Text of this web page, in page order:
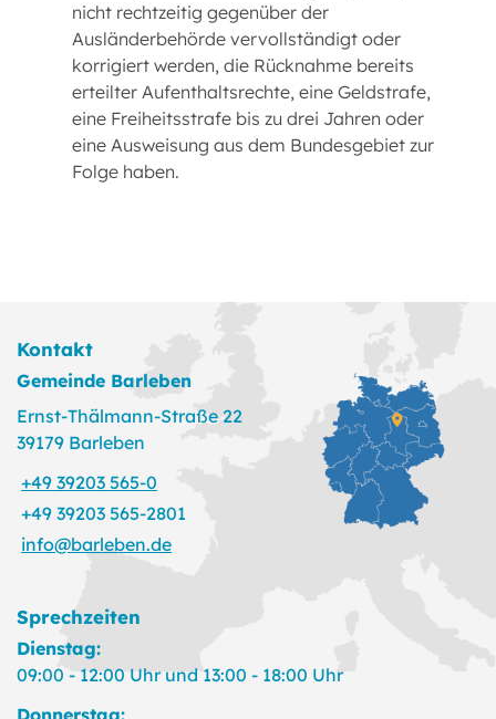
nicht rechtzeitig gegenüber der
Ausländerbehörde vervollständigt oder
korrigiert werden, die Rücknahme bereits
erteilter Aufenthaltsrechte, eine Geldstrafe,
eine Freiheitsstrafe bis zu drei Jahren oder
eine Ausweisung aus dem Bundesgebiet zur
Folge haben.
Kontakt
Gemeinde Barleben
Ernst-Thälmann-Straße 22
39179 Barleben
+49 39203 565-0
+49 39203 565-2801
info@barleben.de
Sprechzeiten
Dienstag:
09:00 - 12:00 Uhr und 13:00 - 18:00 Uhr
Donnerstag: